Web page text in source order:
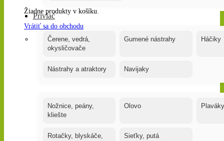
Žiadne produkty v košíku.
Vrátiť sa do obchodu
Prívlač
Čerene, vedrá,
okysličovače
Gumené nástrahy Háčiky
Nástrahy a atraktory Navijaky
Nožnice, peány,
kliešte
Olovo Plaváky
Rotačky, blyskáče,
Sieťky, putá